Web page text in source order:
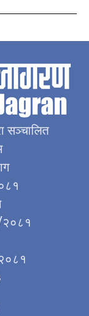
सञ्चालित